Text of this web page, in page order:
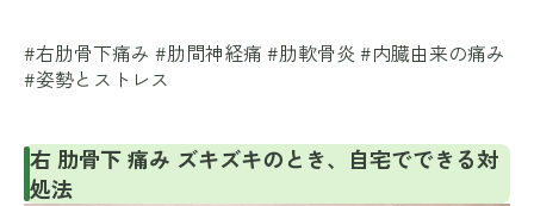
#右肋骨下痛み #肋間神経痛 #肋軟骨炎 #内臓由来の痛み
#姿勢とストレス
右 肋骨下 痛み ズキズキのとき、自宅でできる対
処法